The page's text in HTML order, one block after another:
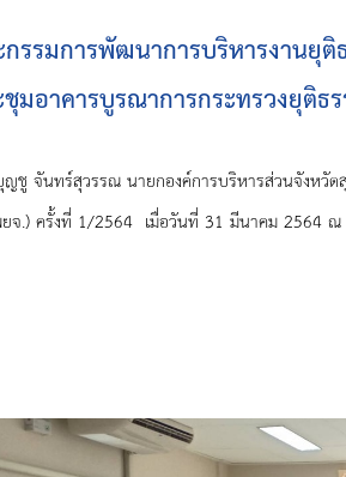
บ่งส่วนราชการ
ารพัฒนา
มพันธ์
รรมการพัฒนาการบริหารงานยุ
มอาคารบูรณาการกระทรวงยุติ
รณ นายกองค์การบริหารส่วนจังหวัด
จ.) ครั้งที่ 1/2564 เมื่อวันที่ 31 มีนาคม 2564